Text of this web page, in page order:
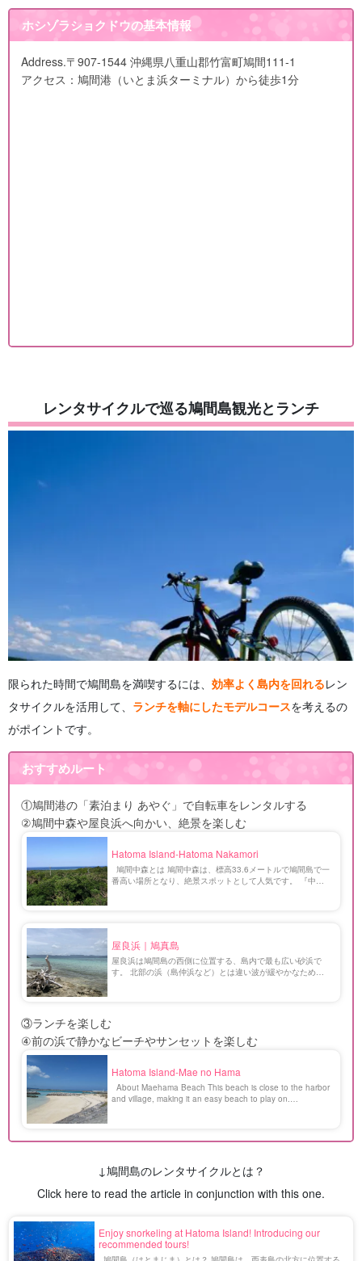
ホシゾラショクドウの基本情報
Address.〒907-1544 沖縄県八重山郡竹富町鳩間111-1
アクセス：鳩間港（いとま浜ターミナル）から徒歩1分
レンタサイクルで巡る鳩間島観光とランチ
限られた時間で鳩間島を満喫するには、 効率よく島内を回れるレン
タサイクルを活用して、 ランチを軸にしたモデルコースを考えるの
がポイントです。
おすすめルート
①鳩間港の 「素泊まり あやぐ」で自転車をレンタルする
②鳩間中森や屋良浜へ向かい、絶景を楽しむ
Hatoma Island-Hatoma Nakamori
鳩間中森とは 鳩間中森は、標高33.6メートルで鳩間島で一
番高い場所となり、絶景スポットとして人気です。 『中
屋良浜｜鳩真島
屋良浜は鳩間島の西側に位置する、島内で最も広い砂浜で
す。 北部の浜（島仲浜など）とは違い波が緩やかなため、
③ランチを楽しむ
④前の浜で静かなビーチやサンセットを楽しむ
Hatoma Island-Mae no Hama
About Maehama Beach This beach is close to the harbor
and village, making it an easy beach to play on.
the island. The Harvest Festival [...].
↓鳩間島のレンタサイクルとは？
Click here to read the article in conjunction with this one.
Enjoy snorkeling at Hatoma Island! Introducing our
recommended tours!